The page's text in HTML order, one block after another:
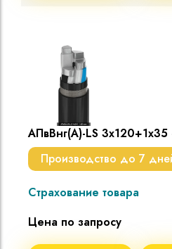
АПвВнг(A)-LS 3х120+1х35
Производство до 7
Страхование товара
Цена по запросу